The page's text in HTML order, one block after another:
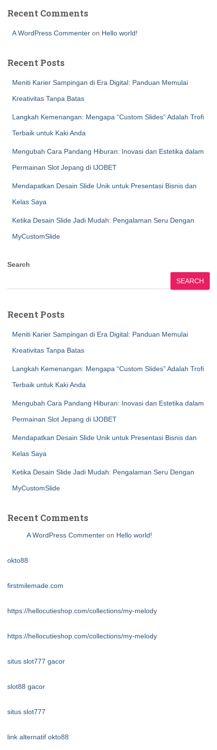
Recent Comments
A WordPress Commenter on Hello world!
Recent Posts
Meniti Karier Sampingan di Era Digital: Panduan Memulai
Kreativitas Tanpa Batas
Langkah Kemenangan: Mengapa “Custom Slides” Adalah Trofi
Terbaik untuk Kaki Anda
Mengubah Cara Pandang Hiburan: Inovasi dan Estetika dalam
Permainan Slot Jepang di IJOBET
Mendapatkan Desain Slide Unik untuk Presentasi Bisnis dan
Kelas Saya
Ketika Desain Slide Jadi Mudah: Pengalaman Seru Dengan
MyCustomSlide
Search
SEARCH
Recent Posts
Meniti Karier Sampingan di Era Digital: Panduan Memulai
Kreativitas Tanpa Batas
Langkah Kemenangan: Mengapa “Custom Slides” Adalah Trofi
Terbaik untuk Kaki Anda
Mengubah Cara Pandang Hiburan: Inovasi dan Estetika dalam
Permainan Slot Jepang di IJOBET
Mendapatkan Desain Slide Unik untuk Presentasi Bisnis dan
Kelas Saya
Ketika Desain Slide Jadi Mudah: Pengalaman Seru Dengan
MyCustomSlide
Recent Comments
A WordPress Commenter on Hello world!
okto88
firstmilemade.com
https://hellocutieshop.com/collections/my-melody
https://hellocutieshop.com/collections/my-melody
situs slot777 gacor
slot88 gacor
situs slot777
link alternatif okto88